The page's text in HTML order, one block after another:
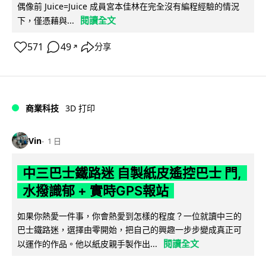
偶像前 Juice=Juice 成員宮本佳林在完全沒有編程經驗的情況
下，僅憑藉與...
閱讀全文
571 49 ↗ 分享
商業科技 3D 打印
Vin 1 日
中三巴士鐵路迷 自製紙皮遙控巴士 門,
水撥識郁 + 實時GPS報站
如果你熱愛一件事，你會熱愛到怎樣的程度？一位就讀中三的
巴士鐵路迷，選擇由零開始，把自己的興趣一步步變成真正可
以運作的作品。他以紙皮親手製作出...
閱讀全文